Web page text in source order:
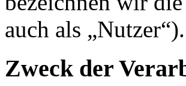
auch als „Nutzer“).
Zweck der